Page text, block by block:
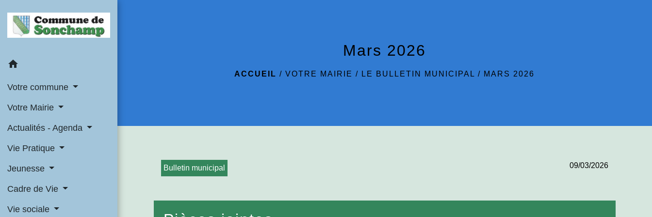
home
Votre commune
Votre Mairie
Actualités - Agenda
Vie Pratique
Jeunesse
Cadre de Vie
Vie sociale
Mars 2026
ACCUEIL /VOTRE MAIRIE / LE BULLETIN MUNICIPAL / MARS 2026
Bulletin municipal 09/03/2026